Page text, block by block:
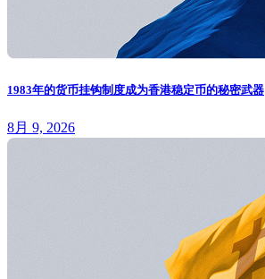
1983年的货币挂钩制度成为香港稳定币的秘密武器
8月 9, 2026